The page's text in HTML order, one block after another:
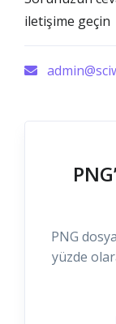
iletişime geçin
PNG
yüzde